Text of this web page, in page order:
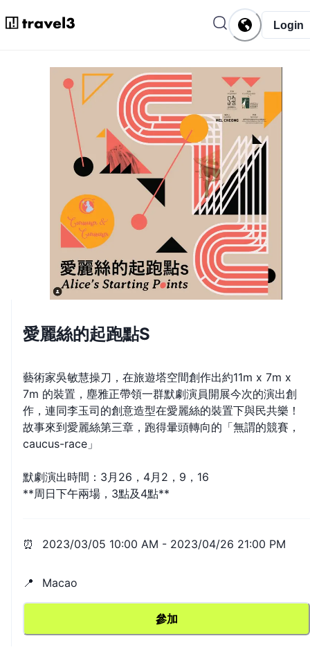
Login
愛麗絲的起跑點S
藝術家吳敏慧操刀，在旅遊塔空間創作出約11m x 7m x
7m 的裝置，塵雅正帶領一群默劇演員開展今次的演出創
作，連同李玉司的創意造型在愛麗絲的裝置下與民共樂！
故事來到愛麗絲第三章，跑得暈頭轉向的「無謂的競賽，
caucus-race」
默劇演出時間：3月26，4月2，9，16
**周日下午兩場，3點及4點**
⏰ 2023/03/05 10:00 AM - 2023/04/26 21:00 PM
📍 Macao
參加